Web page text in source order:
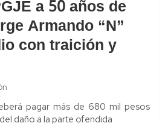
a 50 años de
Armando “N”
con traición y
pagar más de 680 mil pesos
daño a la parte ofendida